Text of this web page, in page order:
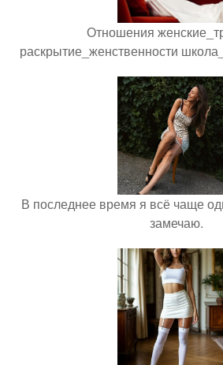
Отношения
раскрытие_женственности
В последнее время я всё чаще
замечаю.